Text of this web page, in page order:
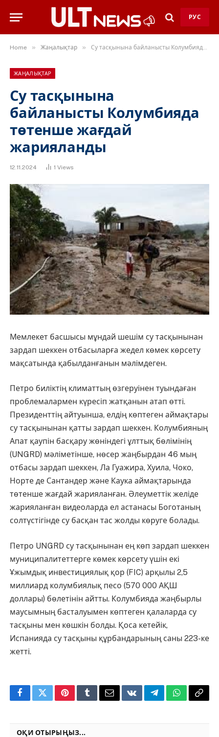
РУС
Home » Жаңалықтар » Су тасқынына байланысты Колумбияда төтенше жағдай жарияланды
ЖАҢАЛЫҚТАР
Су тасқынына
байланысты Колумбияда
төтенше жағдай
жарияланды
12.11.2024 1 Views
Мемлекет басшысы мұндай шешім су тасқынынан
зардап шеккен отбасыларға жедел көмек көрсету
мақсатында қабылданғанын мәлімдеген.
Петро биліктің климаттың өзгеруінен туындаған
проблемалармен күресіп жатқанын атап өтті.
Президенттің айтуынша, елдің көптеген аймақтары
су тасқынынан қатты зардап шеккен. Колумбияның
Апат қаупін басқару жөніндегі ұлттық бөлімінің
(UNGRD) мәліметінше, нөсер жаңбырдан 46 мың
отбасы зардап шеккен, Ла Гуажира, Хуила, Чоко,
Норте де Сантандер және Каука аймақтарында
төтенше жағдай жарияланған. Әлеуметтік желіде
жарияланған видеоларда ел астанасы Боготаның
солтүстігінде су басқан тас жолды көруге болады.
Петро UNGRD су тасқынынан ең көп зардап шеккен
муниципалитеттерге көмек көрсету үшін екі
Ұжымдық инвестициялық қор (FIC) арқылы 2,5
миллиард колумбиялық песо (570 000 АҚШ
доллары) бөлетінін айтты. Колумбияда жаңбырлы
маусымның басталуымен көптеген қалаларда су
тасқыны мен көшкін болды. Қоса кетейік,
Испанияда су тасқыны құрбандарының саны 223-ке
жетті.
FacebookTwitterPinterestTumblrEmailVKontakteTelegramWhatsApp
Copy
ОҚИ ОТЫРЫҢЫЗ...